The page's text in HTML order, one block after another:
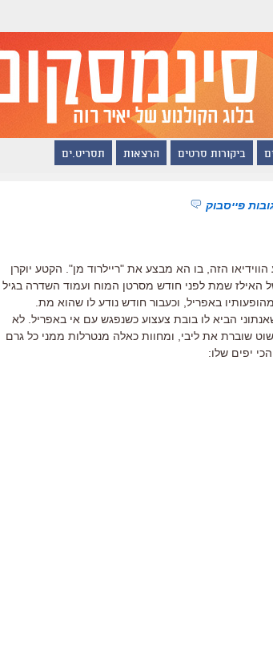
ביקורות סרטים הרצאות תסריט.ים
פייסבוק
הזה, בו הא מבצע את "ריילרוד מן". הקטע יוקרן
האילז שמת לפני חודש מסרטן המוח ועמוד השדרה בגיל
באפריל, וכעבור חודש נודע לו שהוא מת.
שאנתוני הביא לו בובת צעצוע כשנפגש עם אי באפריל. לא
שוברת את ליבי, ומחוות כאלה מנטרלות ממני כל גרם
יפים שלו: